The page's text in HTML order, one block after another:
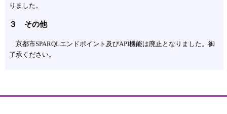
りました。
３ その他
京都市SPARQLエンドポイント及びAPI機能は廃止となりました。御
了承ください。